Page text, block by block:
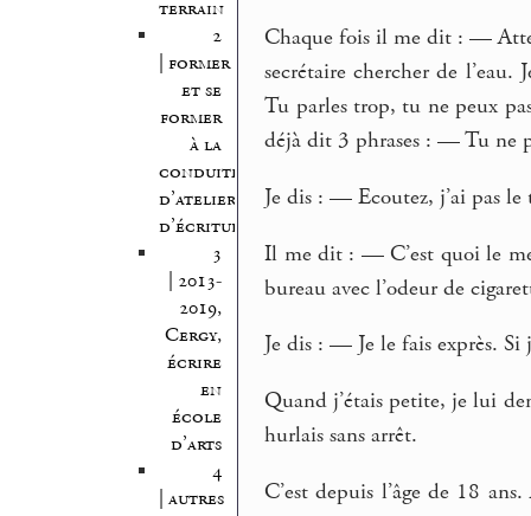
terrain
2
| former
et se
former
à la
conduite
d’atelier
d’écriture
3
| 2013-
2019,
Cergy,
écrire
en
école
d’arts
4
| autres
Chaque fois il me dit : —
secrétaire chercher de
Tu parles trop, tu ne peux
déjà dit 3 phrases : — Tu ne
Je dis : — Ecoutez, j’ai pas le
Il me dit : — C’est quoi le
bureau avec l’odeur de
Je dis : — Je le fais exprès. Si
Quand j’étais petite, je lui
hurlais sans arrêt.
C’est depuis l’âge de 18